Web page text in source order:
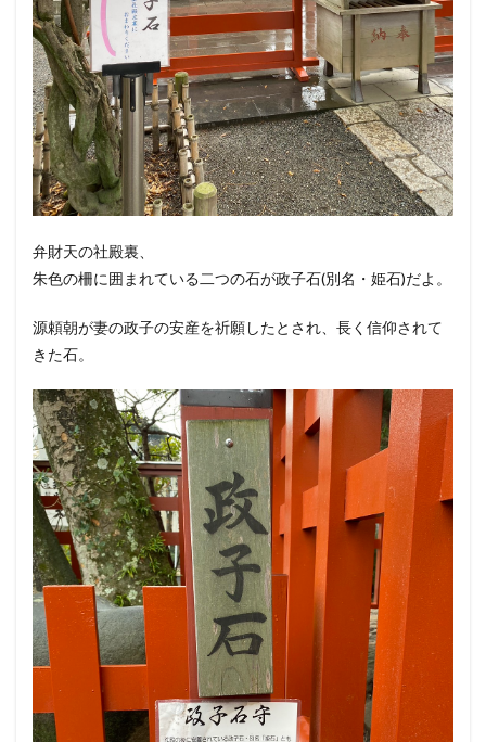
弁財天の社殿裏、
朱色の柵に囲まれている二つの石が政子石(別名・姫石)だよ。
源頼朝が妻の政子の安産を祈願したとされ、長く信仰されて
きた石。